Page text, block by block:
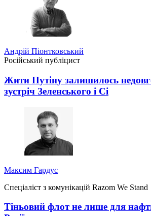
Андрій Піонтковський
Російський публіцист
Жити Путіну залишилось
зустріч Зеленського і Сі
Максим Гардус
Спеціаліст з комунікацій Razom We Stand
Тіньовий флот не лише для